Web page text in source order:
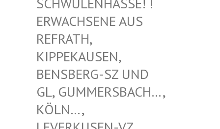
ACHSENE AUS REF
RATH, KIP
PEKAUSEN, BEN
SBERG-SZ UND GL,
GUMMERSBACH…, KÖL
N…, LEV